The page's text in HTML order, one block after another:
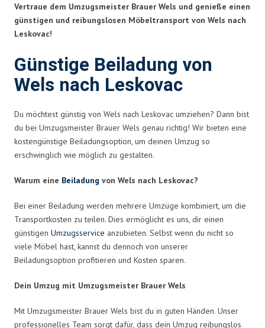
Vertraue dem Umzugsmeister Brauer Wels und genieße einen
günstigen und reibungslosen Möbeltransport von Wels nach
Leskovac!
Günstige Beiladung von
Wels nach Leskovac
Du möchtest günstig von Wels nach Leskovac umziehen? Dann bist
du bei Umzugsmeister Brauer Wels genau richtig! Wir bieten eine
kostengünstige Beiladungsoption, um deinen Umzug so
erschwinglich wie möglich zu gestalten.
Warum eine Beiladung von Wels nach Leskovac?
Bei einer Beiladung werden mehrere Umzüge kombiniert, um die
Transportkosten zu teilen. Dies ermöglicht es uns, dir einen
günstigen Umzugsservice anzubieten. Selbst wenn du nicht so
viele Möbel hast, kannst du dennoch von unserer
Beiladungsoption profitieren und Kosten sparen.
Dein Umzug mit Umzugsmeister Brauer Wels
Mit Umzugsmeister Brauer Wels bist du in guten Händen. Unser
professionelles Team sorgt dafür, dass dein Umzug reibungslos